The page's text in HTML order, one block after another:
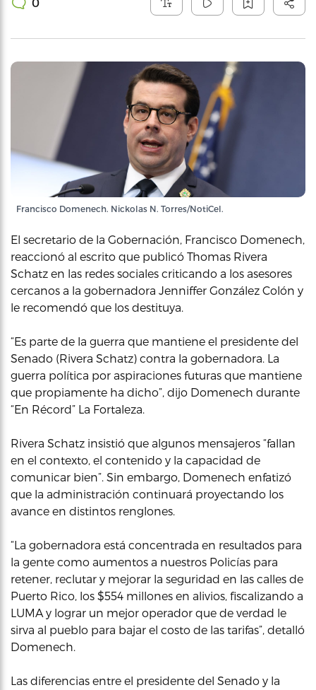
Francisco Domenech. Nickolas N. Torres/NotiCel.
El secretario de la Gobernación, Francisco Domenech,
reaccionó al escrito que publicó Thomas Rivera
Schatz en las redes sociales criticando a los asesores
cercanos a la gobernadora Jenniffer González Colón y
le recomendó que los destituya.
“Es parte de la guerra que mantiene el presidente del
Senado (Rivera Schatz) contra la gobernadora. La
guerra política por aspiraciones futuras que mantiene
que propiamente ha dicho”, dijo Domenech durante
“En Récord” La Fortaleza.
Rivera Schatz insistió que algunos mensajeros “fallan
en el contexto, el contenido y la capacidad de
comunicar bien”. Sin embargo, Domenech enfatizó
que la administración continuará proyectando los
avance en distintos renglones.
“La gobernadora está concentrada en resultados para
la gente como aumentos a nuestros Policías para
retener, reclutar y mejorar la seguridad en las calles de
Puerto Rico, los $554 millones en alivios, fiscalizando a
LUMA y lograr un mejor operador que de verdad le
sirva al pueblo para bajar el costo de las tarifas”, detalló
Domenech.
Las diferencias entre el presidente del Senado y la